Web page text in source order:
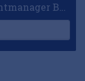
Checkpoint Systems Key Accountmanager Benelux